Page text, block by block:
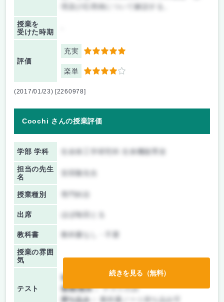
理及び応用例について解説する。
授業を
受けた時期
評価
充実 5
楽単 4
(2017/01/23) [2260978]
Coochi さんの授業評価
学部 学科 生命体工学研究科 生体機能専攻
担当の先生
名
安田隆先生
授業種別
出席 ほぼ毎回とる
教科書 教科書なし・不要
授業の雰囲
気
テスト
前期/中間：
テスト・レポート両方なし
後期/期末：テストのみ
持ち込み：
教科書ノート持ち込み可
続きを見る（無料）